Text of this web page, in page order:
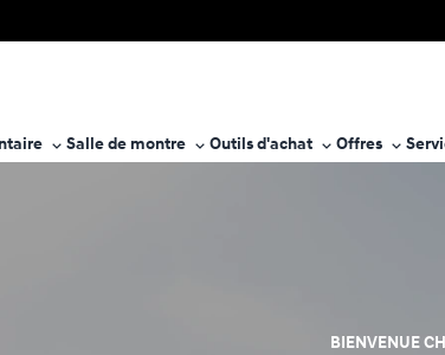
Salle de montre Outils d'achat Offres
BIENVENUE